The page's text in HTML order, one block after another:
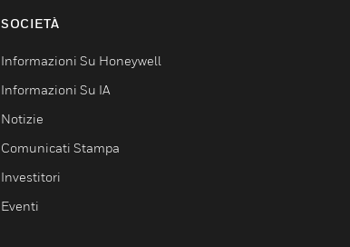
SOCIETÀ
Informazioni Su Honeywell
Informazioni Su IA
Notizie
Comunicati Stampa
Investitori
Eventi